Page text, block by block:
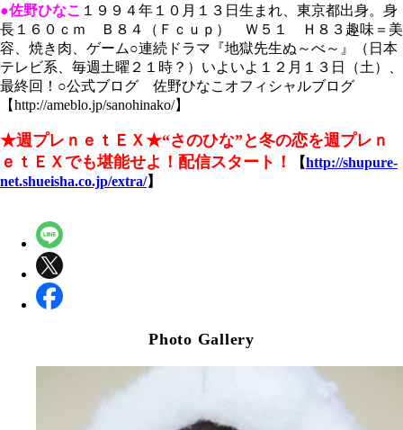
●佐野ひなこ １９９４年１０月１３日生まれ、東京都出身。身
長１６０ｃｍ Ｂ８４（Ｆｃｕｐ） Ｗ５１ Ｈ８３趣味＝美
容、焼き肉、ゲーム○連続ドラマ『地獄先生ぬ～べ～』（日本
テレビ系、毎週土曜２１時？）いよいよ１２月１３日（土）、
最終回！○公式ブログ 佐野ひなこオフィシャルブログ
【http://ameblo.jp/sanohinako/】
★週プレｎｅｔＥＸ★“さのひな”と冬の恋を週プレｎ
ｅｔＥＸでも堪能せよ！配信スタート！
【http://shupure-
net.shueisha.co.jp/extra/】
Photo Gallery